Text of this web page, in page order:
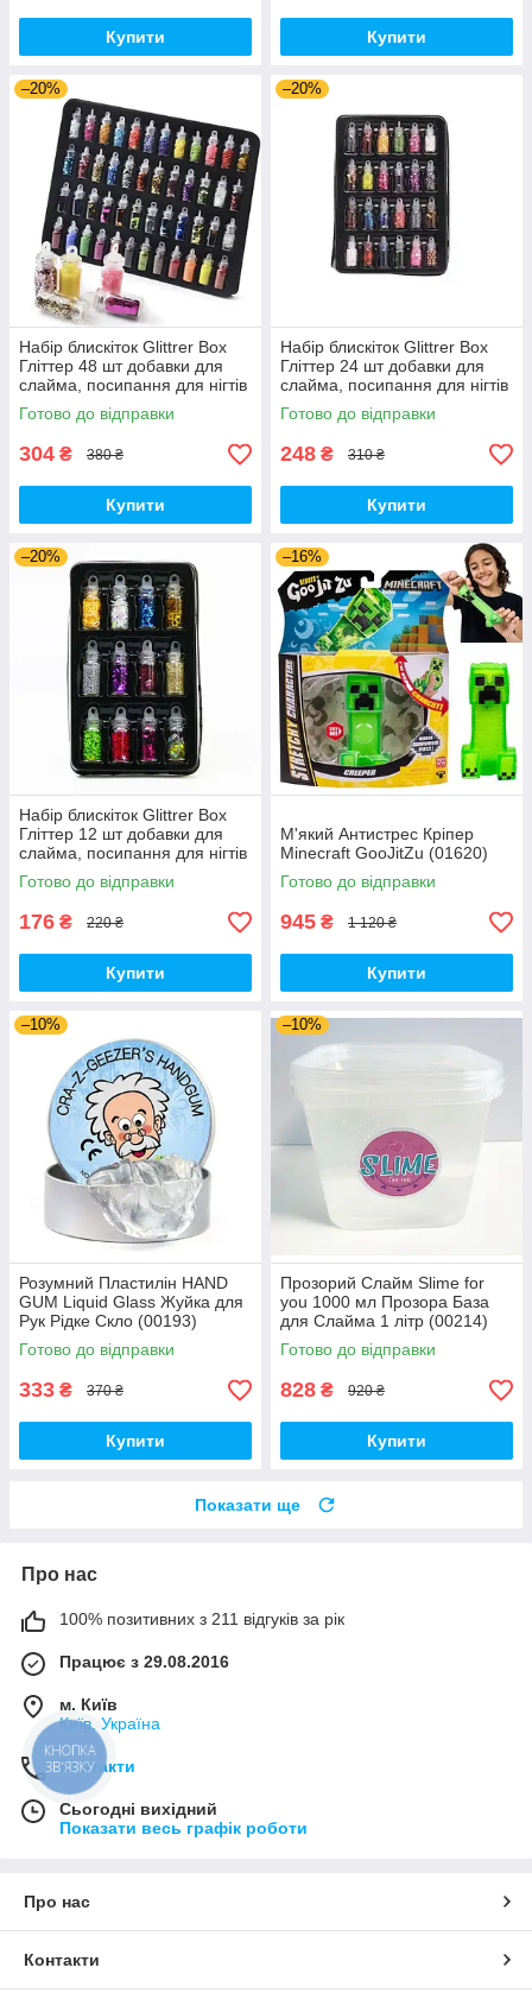
Купити Купити
–20%
Набір блискіток Glittrer Box
Гліттер 48 шт добавки для
слайма, посипання для нігтів
(00303)
Готово до відправки
304 ₴ 380 ₴
Купити
–20%
Набір блискіток Glittrer Box
Гліттер 24 шт добавки для
слайма, посипання для нігтів
(00766)
Готово до відправки
248 ₴ 310 ₴
Купити
–20%
Набір блискіток Glittrer Box
Гліттер 12 шт добавки для
слайма, посипання для нігтів
(01509)
Готово до відправки
176 ₴ 220 ₴
Купити
–16%
М'який Антистрес Кріпер
Minecraft GooJitZu (01620)
Готово до відправки
945 ₴ 1 120 ₴
Купити
–10%
Розумний Пластилін HAND
GUM Liquid Glass Жуйка для
Рук Рідке Скло (00193)
Готово до відправки
333 ₴ 370 ₴
Купити
–10%
Прозорий Слайм Slime for
you 1000 мл Прозора База
для Слайма 1 літр (00214)
Готово до відправки
828 ₴ 920 ₴
Купити
Показати ще
Про нас
100% позитивних з 211 відгуків за рік
Працює з 29.08.2016
м. Київ
Київ, Україна
Контакти
Сьогодні вихідний
Показати весь графік роботи
Про нас
Контакти
КНОПКА
ЗВ'ЯЗКУ